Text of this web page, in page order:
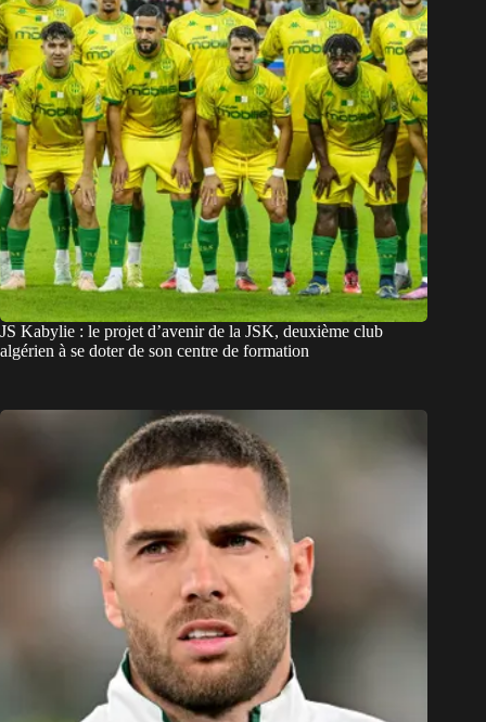
JS Kabylie : le projet d’avenir de la JSK, deuxième club
algérien à se doter de son centre de formation